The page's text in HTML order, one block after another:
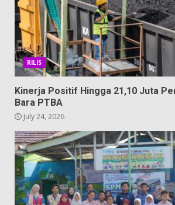
RILIS
Kinerja Positif Hingga 21,10 Juta
Bara PTBA
July 24, 2026